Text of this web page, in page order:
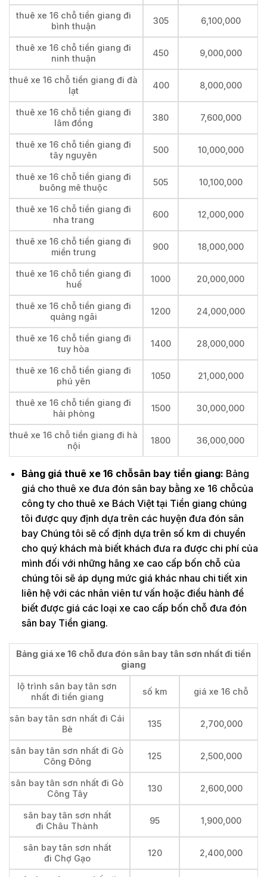
thuê xe 16 chỗ tiền giang đi
bình thuận
305 6,100,000
thuê xe 16 chỗ tiền giang đi
ninh thuận
450 9,000,000
thuê xe 16 chỗ tiền giang đi đà
lạt
400 8,000,000
thuê xe 16 chỗ tiền giang đi
lâm đồng
380 7,600,000
thuê xe 16 chỗ tiền giang đi
tây nguyên
500 10,000,000
thuê xe 16 chỗ tiền giang đi
buông mê thuộc
505 10,100,000
thuê xe 16 chỗ tiền giang đi
nha trang
600 12,000,000
thuê xe 16 chỗ tiền giang đi
miền trung
900 18,000,000
thuê xe 16 chỗ tiền giang đi
huế
1000 20,000,000
thuê xe 16 chỗ tiền giang đi
quảng ngãi
1200 24,000,000
thuê xe 16 chỗ tiền giang đi
tuy hòa
1400 28,000,000
thuê xe 16 chỗ tiền giang đi
phú yên
1050 21,000,000
thuê xe 16 chỗ tiền giang đi
hải phòng
1500 30,000,000
thuê xe 16 chỗ tiền giang đi hà
nội
1800 36,000,000
Bảng giá thuê xe 16 chỗsân bay tiền giang: Bảng
giá cho thuê xe đưa đón sân bay bằng xe 16 chỗcủa
công ty cho thuê xe Bách Việt tại Tiền giang chúng
tôi được quy định dựa trên các huyện đưa đón sân
bay Chúng tôi sẽ cố định dựa trên số km di chuyển
cho quý khách mà biết khách đưa ra được chi phí của
mình đối với những hãng xe cao cấp bốn chỗ của
chúng tôi sẽ áp dụng mức giá khác nhau chi tiết xin
liên hệ với các nhân viên tư vấn hoặc điều hành để
biết được giá các loại xe cao cấp bốn chỗ đưa đón
sân bay Tiền giang.
Bảng giá xe 16 chỗ đưa đón sân bay tân sơn nhất đi tiền
giang
lộ trình sân bay tân sơn
nhất đi tiền giang
số km giá xe 16 chỗ
sân bay tân sơn nhất đi Cái
Bè
135 2,700,000
sân bay tân sơn nhất đi Gò
Công Đông
125 2,500,000
sân bay tân sơn nhất đi Gò
Công Tây
130 2,600,000
sân bay tân sơn nhất
đi Châu Thành
95 1,900,000
sân bay tân sơn nhất
đi Chợ Gạo
120 2,400,000